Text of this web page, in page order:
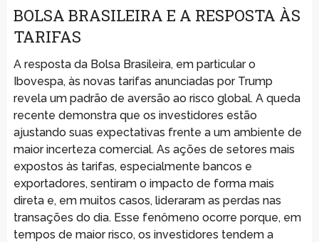
BOLSA BRASILEIRA E A RESPOSTA ÀS
TARIFAS
A resposta da Bolsa Brasileira, em particular o
Ibovespa, às novas tarifas anunciadas por Trump
revela um padrão de aversão ao risco global. A queda
recente demonstra que os investidores estão
ajustando suas expectativas frente a um ambiente de
maior incerteza comercial. As ações de setores mais
expostos às tarifas, especialmente bancos e
exportadores, sentiram o impacto de forma mais
direta e, em muitos casos, lideraram as perdas nas
transações do dia. Esse fenômeno ocorre porque, em
tempos de maior risco, os investidores tendem a